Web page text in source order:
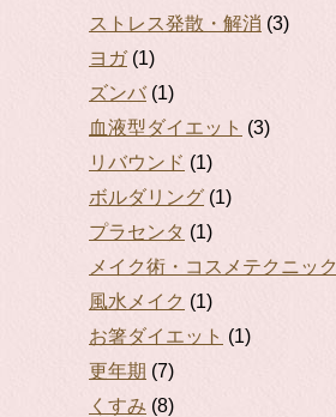
ストレス発散・解消 (3)
ヨガ(1)
ズンバ (1)
血液型ダイエット (3)
リバウンド (1)
ボルダリング (1)
プラセンタ (1)
メイク術・コスメテクニック
風水メイク (1)
お箸ダイエット (1)
更年期 (7)
くすみ (8)